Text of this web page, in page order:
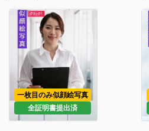
一枚目のみ似顔絵写真
全証明書提出済